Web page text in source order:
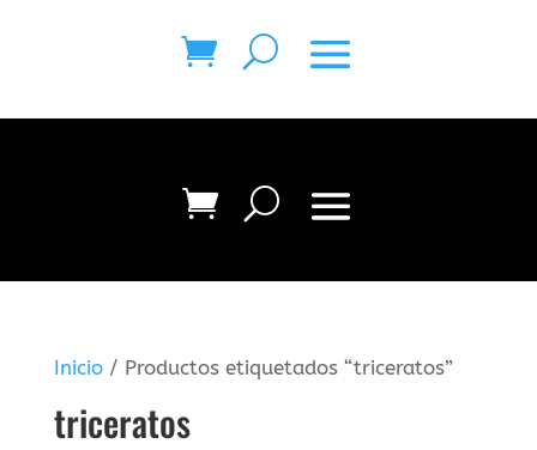
Inicio/ Productos etiquetados “triceratos”
triceratos